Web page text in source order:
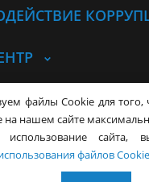
города
Контакты Карта
Новосибирск, Красный
файлы Cookie для того,
на нашем сайте
использование сайта,
файлов Cookie